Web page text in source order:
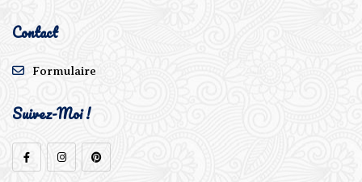
Contact
Formulaire
Suivez-Moi !